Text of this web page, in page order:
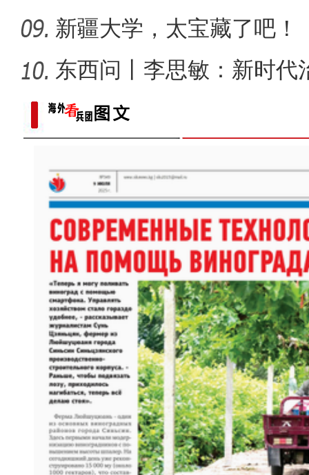
了什么？
新疆大学，太宝藏了吧！
东西问丨李思敏：新时代